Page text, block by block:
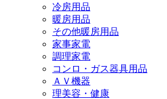
冷房用品
暖房用品
その他暖房用品
家事家電
調理家電
コンロ・ガス器具用品
ＡＶ機器
理美容・健康